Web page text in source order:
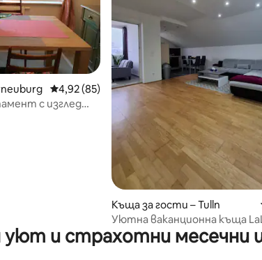
Средна оценка: 4,92 от 5, 85 отзива
4,92 (85)
с изглед
Къща за гости – Tulln
Уютна ваканционна къща
и страхотни месечни